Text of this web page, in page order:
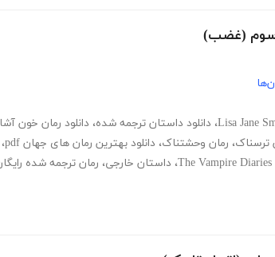
سوم (غضب)
Lisa Jane، دانلود داستان ترجمه شده، دانلود رمان خون
ترسناک، رمان وحشتناک، دانلود بهترین رمان های جهان pdf ،
The Vampire Diaries، داستان خارجی، رمان ترجمه شده